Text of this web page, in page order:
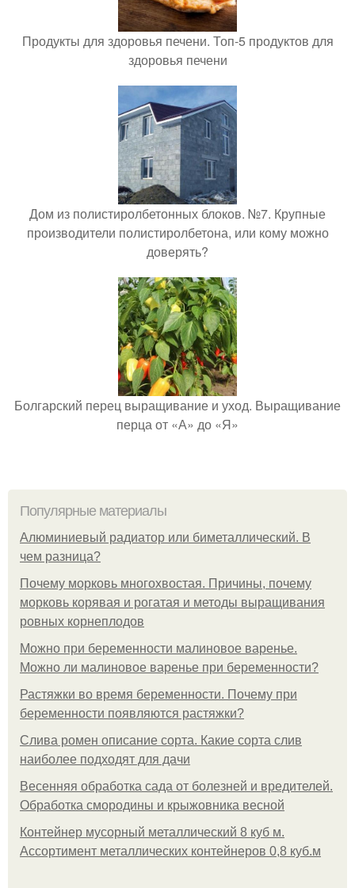
Продукты для здоровья печени. Топ-5 продуктов для
здоровья печени
Дом из полистиролбетонных блоков. №7. Крупные
производители полистиролбетона, или кому можно
доверять?
Болгарский перец выращивание и уход. Выращивание
перца от «А» до «Я»
Популярные материалы
Алюминиевый радиатор или биметаллический. В
чем разница?
Почему морковь многохвостая. Причины, почему
морковь корявая и рогатая и методы выращивания
ровных корнеплодов
Можно при беременности малиновое варенье.
Можно ли малиновое варенье при беременности?
Растяжки во время беременности. Почему при
беременности появляются растяжки?
Слива ромен описание сорта. Какие сорта слив
наиболее подходят для дачи
Весенняя обработка сада от болезней и вредителей.
Обработка смородины и крыжовника весной
Контейнер мусорный металлический 8 куб м.
Ассортимент металлических контейнеров 0,8 куб.м